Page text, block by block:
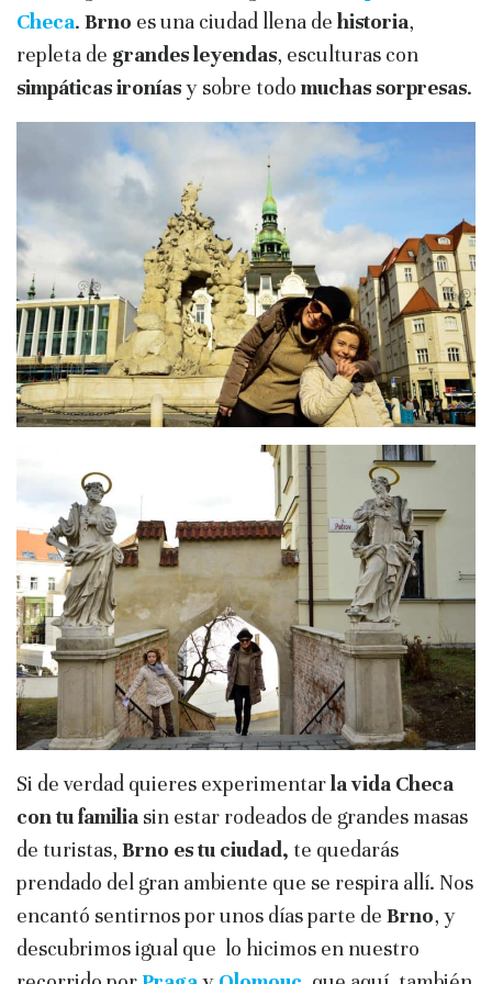
Checa. Brno es una ciudad llena de historia,
repleta de grandes leyendas, esculturas con
simpáticas ironíasy sobre todo muchas sorpresas.
Si de verdad quieres experimentarla vida Checa
con tu familia sin estar rodeados de grandes masas
de turistas, Brno es tu ciudad, te quedarás
prendado del gran ambiente que se respira allí. Nos
encantó sentirnos por unos días parte de Brno, y
descubrimos igual que lo hicimos en nuestro